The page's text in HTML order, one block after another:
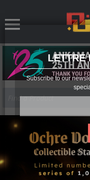
LETTRE
Subscribe to our